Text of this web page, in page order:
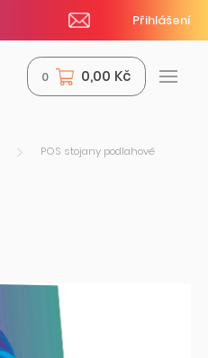
Přihlášení
0 0,00 Kč
POS stojany podlahové